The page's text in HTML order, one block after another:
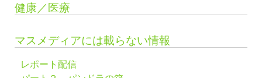
健康／医療
マスメディアには載らない情報
レポート配信